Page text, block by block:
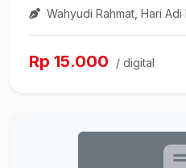
Wahyudi Rahmat, Hari Adi
Rp 15.000 / digital